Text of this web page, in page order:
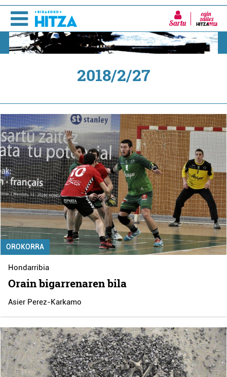
Sartu
2018/2/27
OROKORRA
Hondarribia
Orain bigarrenaren bila
Asier Perez-Karkamo